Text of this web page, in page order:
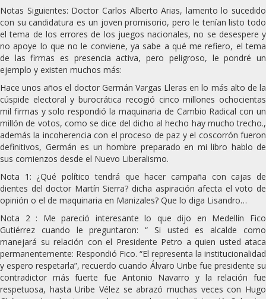
Notas Siguientes: Doctor Carlos Alberto Arias, lamento lo sucedido
con su candidatura es un joven promisorio, pero le tenían listo todo
el tema de los errores de los juegos nacionales, no se desespere y
no apoye lo que no le conviene, ya sabe a qué me refiero, el tema
de las firmas es presencia activa, pero peligroso, le pondré un
ejemplo y existen muchos más:
Hace unos años el doctor Germán Vargas Lleras en lo más alto de la
cúspide electoral y burocrática recogió cinco millones ochocientas
mil firmas y solo respondió la maquinaria de Cambio Radical con un
millón de votos, como se dice del dicho al hecho hay mucho trecho.,
además la incoherencia con el proceso de paz y el coscorrón fueron
definitivos, Germán es un hombre preparado en mi libro hablo de
sus comienzos desde el Nuevo Liberalismo.
Nota 1: ¿Qué político tendrá que hacer campaña con cajas de
dientes del doctor Martín Sierra? dicha aspiración afecta el voto de
opinión o el de maquinaria en Manizales? Que lo diga Lisandro…
Nota 2 : Me pareció interesante lo que dijo en Medellín Fico
Gutiérrez cuando le preguntaron: “ Si usted es alcalde como
manejará su relación con el Presidente Petro a quien usted ataca
permanentemente: Respondió Fico. “El representa la institucionalidad
y espero respetarla”, recuerdo cuando Álvaro Uribe fue presidente su
contradictor más fuerte fue Antonio Navarro y la relación fue
respetuosa, hasta Uribe Vélez se abrazó muchas veces con Hugo